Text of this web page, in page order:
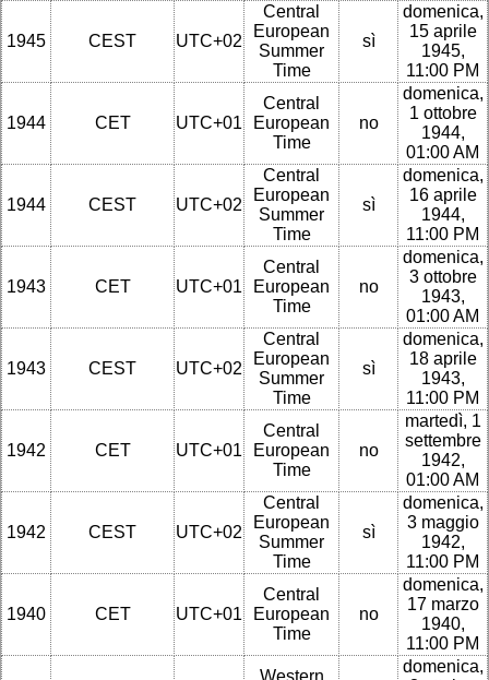
1945 CEST UTC+02
Central
European
Summer
Time
sì
domenica,
15 aprile
1945,
11:00 PM
1944 CET UTC+01
Central
European
Time
no
domenica,
1 ottobre
1944,
01:00 AM
1944 CEST UTC+02
Central
European
Summer
Time
sì
domenica,
16 aprile
1944,
11:00 PM
1943 CET UTC+01
Central
European
Time
no
domenica,
3 ottobre
1943,
01:00 AM
1943 CEST UTC+02
Central
European
Summer
Time
sì
domenica,
18 aprile
1943,
11:00 PM
1942 CET UTC+01
Central
European
Time
no
martedì, 1
settembre
1942,
01:00 AM
1942 CEST UTC+02
Central
European
Summer
Time
sì
domenica,
3 maggio
1942,
11:00 PM
1940 CET UTC+01
Central
European
Time
no
domenica,
17 marzo
1940,
11:00 PM
domenica,